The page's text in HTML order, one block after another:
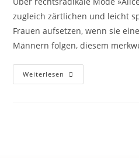
zugleich zärtlichen und leicht
Frauen aufsetzen, wenn sie
Männern folgen, diesem
Weiterlesen